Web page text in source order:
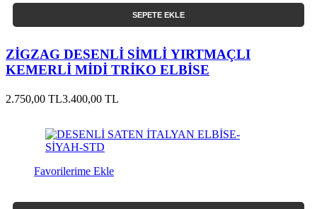
SEPETE EKLE
ZİGZAG DESENLİ SİMLİ YIRTMAÇLI
KEMERLİ MİDİ TRİKO ELBİSE
2.750,00 TL3.400,00 TL
Favorilerime Ekle